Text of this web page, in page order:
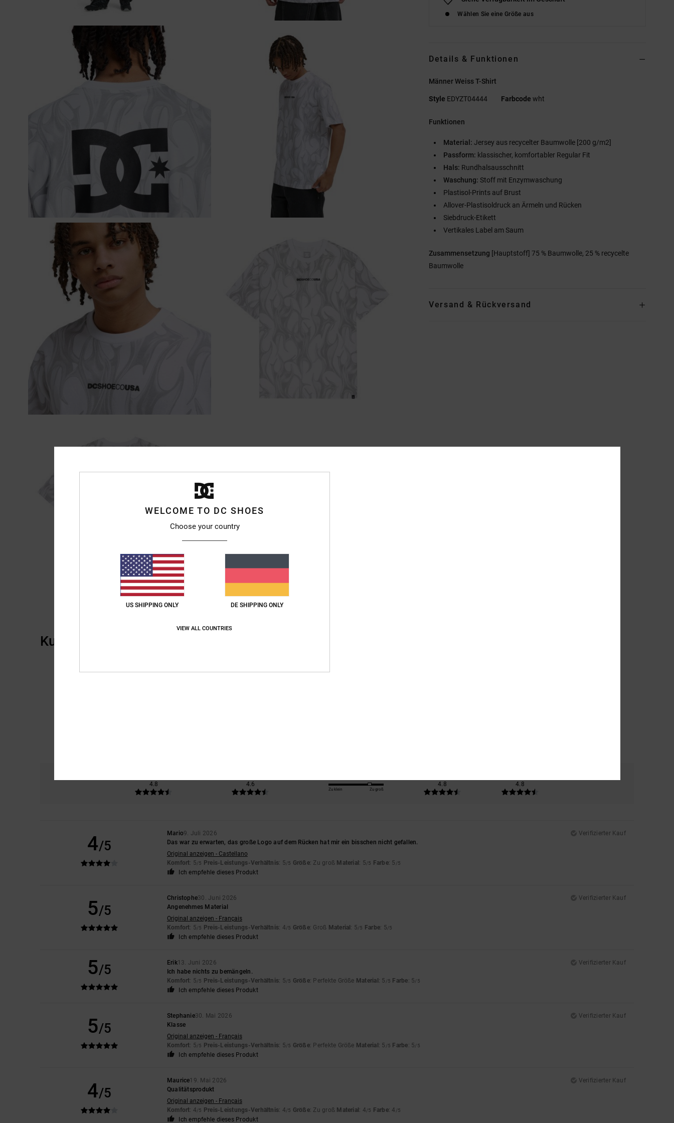
Wählen Sie eine Größe aus
Details & Funktionen
Männer Weiss T-Shirt
Style EDYZT04444 Farbcode wht
Funktionen
Material:Jersey aus recycelter Baumwolle [200 g/m2]
Passform: klassischer, komfortabler Regular Fit
Hals: Rundhalsausschnitt
Waschung:Stoff mit Enzymwaschung
Plastisol-Prints auf Brust
Allover-Plastisoldruck an Ärmeln und Rücken
Siebdruck-Etikett
Vertikales Label am Saum
Zusammensetzung [Hauptstoff] 75 % Baumwolle, 25 % recycelte
Baumwolle
Versand & Rückversand
Kundenbewertungen
4.8
4.6
Zu klein Zu groß
4.8
4.8
4/5
Mario9. Juli 2026
Verifizierter Kauf
Das war zu erwarten, das große Logo auf dem Rücken hat mir ein bisschen nicht gefallen.
Original anzeigen - Castellano
Komfort: 5/5 Preis-Leistungs-Verhältnis: 5/5 Größe: Zu groß Material : 5/5 Farbe: 5 /5
Ich empfehle dieses Produkt
5/5
Christophe30. Juni 2026
Verifizierter Kauf
Angenehmes Material
Original anzeigen - Français
Komfort: 5/5 Preis-Leistungs-Verhältnis: 4/5 Größe: Groß Material : 5/5 Farbe: 5/5
Ich empfehle dieses Produkt
5/5 Erik13. Juni 2026
Verifizierter Kauf
Ich habe nichts zu bemängeln.
Komfort: 5/5 Preis-Leistungs-Verhältnis: 5/5 Größe: Perfekte Größe Material : 5 /5 Farbe: 5/5
Ich empfehle dieses Produkt
5/5
Stephanie30. Mai 2026
Verifizierter Kauf
Klasse
Original anzeigen - Français
Komfort: 5/5 Preis-Leistungs-Verhältnis: 5/5 Größe: Perfekte Größe Material : 5 /5 Farbe: 5/5
Ich empfehle dieses Produkt
4/5
Maurice19. Mai 2026
Verifizierter Kauf
Qualitätsprodukt
Original anzeigen - Français
Komfort: 4/5 Preis-Leistungs-Verhältnis: 4/5 Größe: Zu groß Material : 4/5 Farbe: 4 /5
Ich empfehle dieses Produkt
WELCOME TO DC SHOES
Choose your country
US SHIPPING ONLY DE SHIPPING ONLY
VIEW ALL COUNTRIES